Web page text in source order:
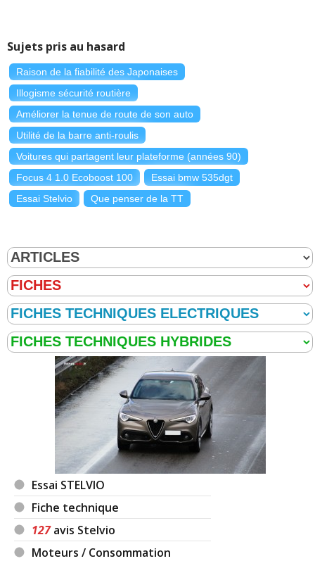
Sujets pris au hasard
Raison de la fiabilité des Japonaises
Illogisme sécurité routière
Améliorer la tenue de route de son auto
Utilité de la barre anti-roulis
Voitures qui partagent leur plateforme (années 90)
Focus 4 1.0 Ecoboost 100
Essai bmw 535dgt
Essai Stelvio
Que penser de la TT
Essai STELVIO
Fiche technique
127avis Stelvio
Moteurs / Consommation